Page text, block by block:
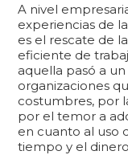
A nivel
experiencias de
es el rescate de
eficiente de
aquella pasó a
organizaciones
costumbres, por
por el temor a
en cuanto al uso
tiempo y el